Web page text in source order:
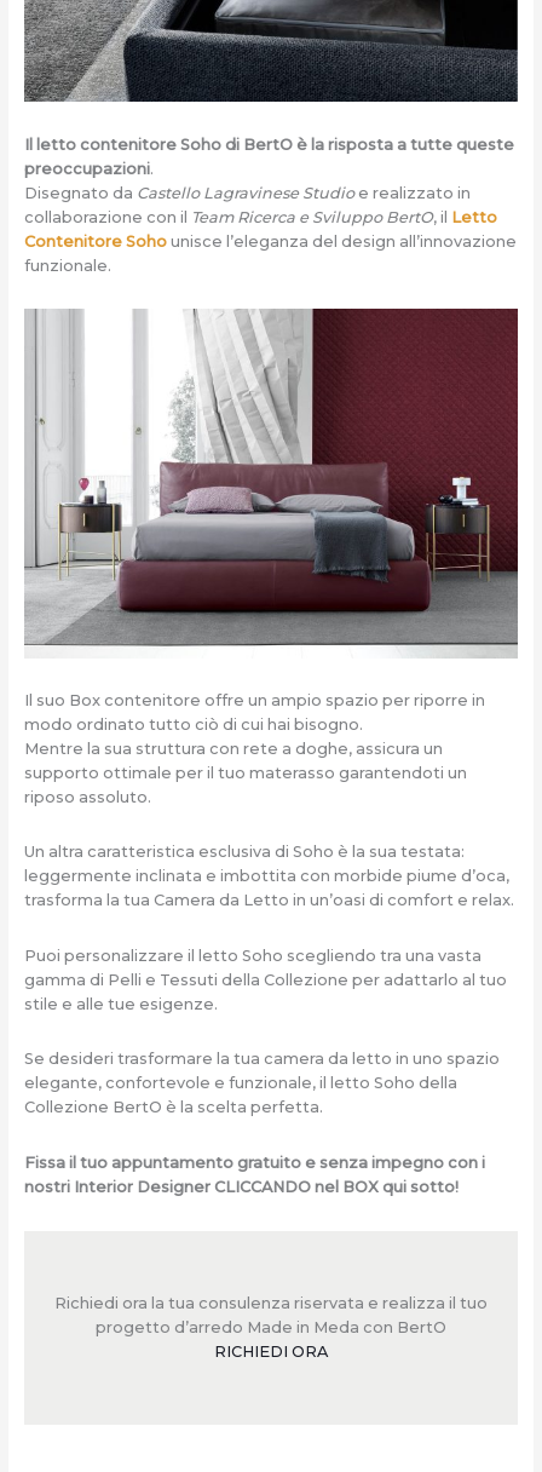
Il letto contenitore Soho di BertO è la risposta a tutte queste
preoccupazioni.
Disegnato da Castello Lagravinese Studioe realizzato in
collaborazione con il Team Ricerca e Sviluppo BertO, il Letto
Contenitore Sohounisce l’eleganza del design all’innovazione
funzionale.
Il suo Box contenitore offre un ampio spazio per riporre in
modo ordinato tutto ciò di cui hai bisogno.
Mentre la sua struttura con rete a doghe, assicura un
supporto ottimale per il tuo materasso garantendoti un
riposo assoluto.
Un altra caratteristica esclusiva di Soho è la sua testata:
leggermente inclinata e imbottita con morbide piume d’oca,
trasforma la tua Camera da Letto in un’oasi di comfort e relax.
Puoi personalizzare il letto Soho scegliendo tra una vasta
gamma di Pelli e Tessuti della Collezione per adattarlo al tuo
stile e alle tue esigenze.
Se desideri trasformare la tua camera da letto in uno spazio
elegante, confortevole e funzionale, il letto Soho della
Collezione BertO è la scelta perfetta.
Fissa il tuo appuntamento gratuito e senza impegno con i
nostri Interior Designer CLICCANDO nel BOX qui sotto!
Richiedi ora la tua consulenza riservata e realizza il tuo
progetto d’arredo Made in Meda con BertO
RICHIEDI ORA